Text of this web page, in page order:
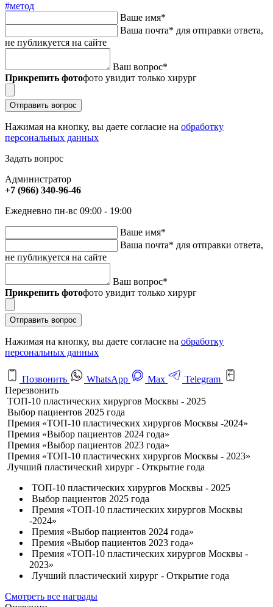
#метод
Ваше имя*
Ваша почта* для отправки ответа,
не публикуется на сайте
Ваш вопрос*
Прикрепить фотофото увидит только хирург
Отправить вопрос
Нажимая на кнопку, вы даете согласие на обработку
персональных данных
Задать вопрос
Администратор
+7 (966) 340-96-46
Ежедневно пн-вс 09:00 - 19:00
Ваше имя*
Ваша почта* для отправки ответа,
не публикуется на сайте
Ваш вопрос*
Прикрепить фотофото увидит только хирург
Отправить вопрос
Нажимая на кнопку, вы даете согласие на обработку
персональных данных
Позвонить WhatsApp Max
Telegram
Перезвонить
ТОП-10 пластических хирургов Москвы - 2025
Выбор пациентов 2025 года
Премия «ТОП-10 пластических хирургов Москвы -2024»
Премия «Выбор пациентов 2024 года»
Премия «Выбор пациентов 2023 года»
Премия «ТОП-10 пластических хирургов Москвы - 2023»
Лучший пластический хирург - Открытие года
ТОП-10 пластических хирургов Москвы - 2025
Выбор пациентов 2025 года
Премия «ТОП-10 пластических хирургов Москвы
-2024»
Премия «Выбор пациентов 2024 года»
Премия «Выбор пациентов 2023 года»
Премия «ТОП-10 пластических хирургов Москвы -
2023»
Лучший пластический хирург - Открытие года
Смотреть все награды